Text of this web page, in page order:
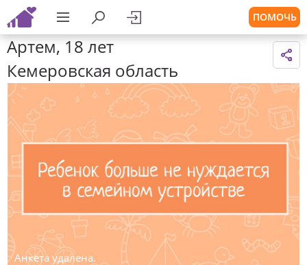
ПОМОЧЬ
Артем, 18 лет
Кемеровская область
Анкета удалена.